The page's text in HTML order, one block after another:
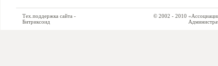
Тех.поддержка сайта -
Битриксоид
© 2002 - 2010 «Ассоциация